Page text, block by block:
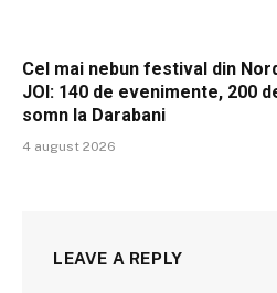
Cel mai nebun festival din
JOI: 140 de evenimente, 200
somn la Darabani
4 august 2026
LEAVE A REPLY